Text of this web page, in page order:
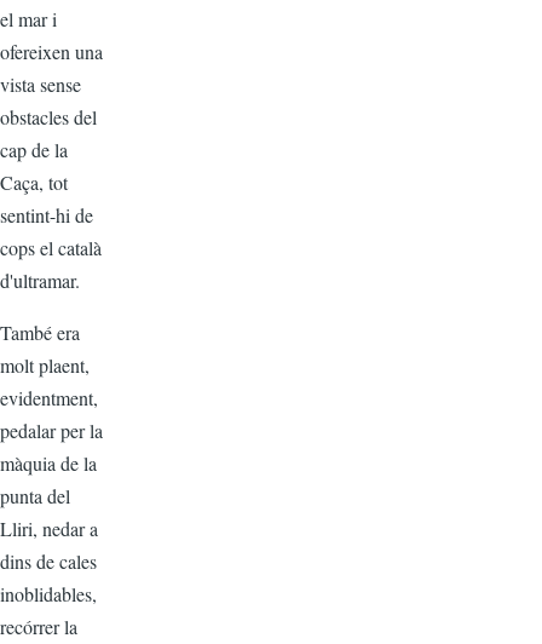
el mar i
ofereixen una
vista sense
obstacles del
cap de la
Caça, tot
sentint-hi de
cops el català
d'ultramar.
També era
molt plaent,
evidentment,
pedalar per la
màquia de la
punta del
Lliri, nedar a
dins de cales
inoblidables,
recórrer la